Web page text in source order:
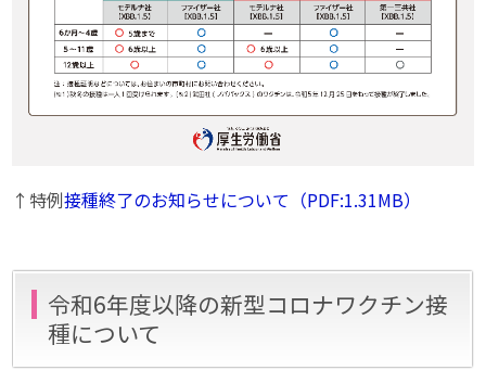
↑特例接種終了のお知らせについて（PDF:1.31MB）
令和6年度以降の新型コロナワクチン接
種について